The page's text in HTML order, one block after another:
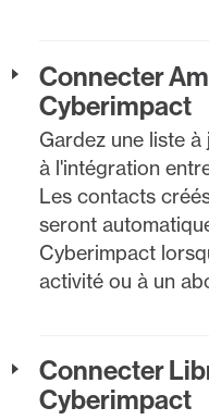
Connecter
Cyberimpact
Gardez une liste
à l'intégration
Les contacts
seront
Cyberimpact
activité ou à un
Connecter
Cyberimpact